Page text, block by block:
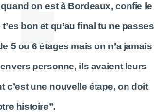
on est à Bordeaux, confie le
bon et qu’au final tu ne passes
5 ou 6 étages mais on n’a jamais
personne, ils avaient leurs
c’est une nouvelle étape, on doit
histoire”.